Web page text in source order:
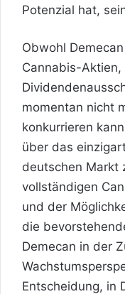
Potenzial hat,
Obwohl
Cannabis-Aktien,
momentan nicht
konkurrieren
über das
deutschen Markt
vollständigen
und der
die
Demecan in der
Entscheidung, in